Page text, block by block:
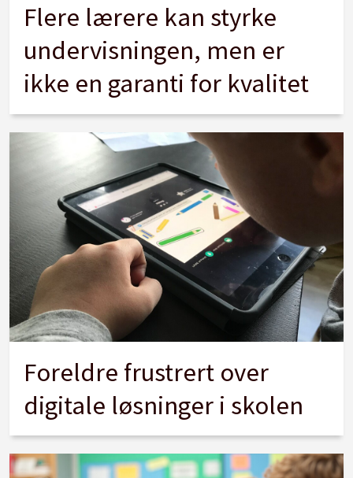
Flere lærere kan styrke
undervisningen, men er
ikke en garanti for kvalitet
Foreldre frustrert over
digitale løsninger i skolen